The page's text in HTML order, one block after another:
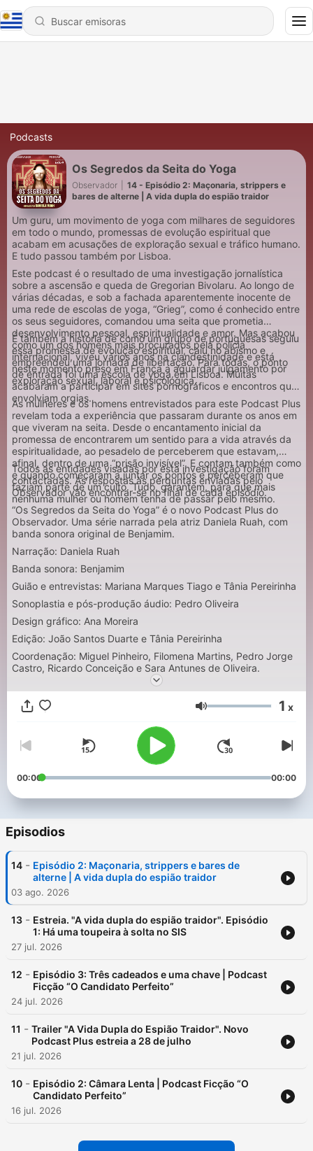
Podcasts
Os Segredos da Seita do Yoga
Observador
14 - Episódio 2: Maçonaria, strippers e
bares de alterne | A vida dupla do espião traidor
Um guru, um movimento de yoga com milhares de seguidores
em todo o mundo, promessas de evolução espiritual que
acabam em acusações de exploração sexual e tráfico humano.
E tudo passou também por Lisboa.
Este podcast é o resultado de uma investigação jornalística
sobre a ascensão e queda de Gregorian Bivolaru. Ao longo de
várias décadas, e sob a fachada aparentemente inocente de
uma rede de escolas de yoga, “Grieg”, como é conhecido entre
os seus seguidores, comandou uma seita que prometia
desenvolvimento pessoal, espiritualidade e amor. Mas acabou
como um dos homens mais procurados pela polícia
internacional, viveu vários anos na clandestinidade e está
neste momento preso em França a aguardar julgamento por
exploração sexual, laboral e psicológica.
É também a história de como um grupo de portuguesas seguiu
essa promessa de evolução espiritual, caiu no abismo e
empreendeu uma jornada de libertação. Para todas, o ponto
de entrada foi uma escola de yoga em Lisboa. Muitas
acabaram a participar em sites pornográficos e encontros que
envolviam orgias.
As mulheres e os homens entrevistados para este Podcast Plus
revelam toda a experiência que passaram durante os anos em
que viveram na seita. Desde o encantamento inicial da
promessa de encontrarem um sentido para a vida através da
espiritualidade, ao pesadelo de perceberem que estavam,
afinal, dentro de uma “prisão invisível”. E contam também como
e quando começaram a juntar os pontos e perceberam que
faziam parte de um culto. Tudo, garantem, para que mais
nenhuma mulher ou homem tenha de passar pelo mesmo.
Todos as entidades visadas por esta investigação foram
contactadas. As respostas às perguntas enviadas pelo
Observador vão encontrar-se no final de cada episódio.
“Os Segredos da Seita do Yoga” é o novo Podcast Plus do
Observador. Uma série narrada pela atriz Daniela Ruah, com
banda sonora original de Benjamim.
Narração: Daniela Ruah
Banda sonora: Benjamim
Guião e entrevistas: Mariana Marques Tiago e Tânia Pereirinha
Sonoplastia e pós-produção áudio: Pedro Oliveira
Design gráfico: Ana Moreira
Edição: João Santos Duarte e Tânia Pereirinha
Coordenação: Miguel Pinheiro, Filomena Martins, Pedro Jorge
Castro, Ricardo Conceição e Sara Antunes de Oliveira.
Volumen 1 x
00:00 00:00
Episodios
14 - Episódio 2: Maçonaria, strippers e bares de
alterne | A vida dupla do espião traidor
03 ago. 2026
13 - Estreia. "A vida dupla do espião traidor". Episódio
1: Há uma toupeira à solta no SIS
27 jul. 2026
12 - Episódio 3: Três cadeados e uma chave | Podcast
Ficção “O Candidato Perfeito”
24 jul. 2026
11 - Trailer "A Vida Dupla do Espião Traidor". Novo
Podcast Plus estreia a 28 de julho
21 jul. 2026
10 - Episódio 2: Câmara Lenta | Podcast Ficção “O
Candidato Perfeito”
16 jul. 2026